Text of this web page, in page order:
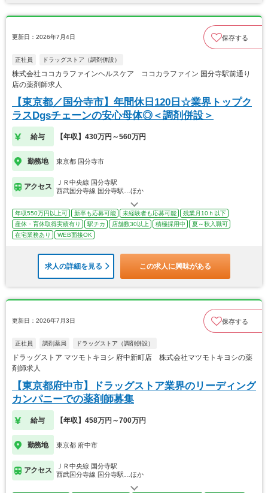
更新日：2026年7月4日 保存する
正社員 ドラッグストア（調剤併設）
株式会社ココカラファインヘルスケア ココカラファイン 国分寺駅前通り
店の薬剤師求人
【東京都／国分寺市】年間休日120日☆業界トップク
ラスDgsチェーンの安心母体◎＜調剤併設＞
給与 【年収】430万円～560万円
勤務地 東京都 国分寺市
アクセス
ＪＲ中央線 国分寺駅
西武国分寺線 国分寺駅…ほか
年収550万円以上可 新卒も応募可能 未経験者も応募可能
残業月10ｈ以下
産休・育休取得実績有り
駅チカ 店舗数30以上 積極採用中
夏～秋入職可
在宅業務あり
WEB面接OK
求人の詳細を見る この求人に興味がある
更新日：2026年7月3日 保存する
正社員 調剤薬局 ドラッグストア（調剤併設）
ドラッグストア マツモトキヨシ 府中新町店 株式会社マツモトキヨシの薬
剤師求人
【東京都府中市】ドラッグストア業界のリーディング
カンパニーでの薬剤師募集
給与 【年収】458万円～700万円
勤務地 東京都 府中市
アクセス
ＪＲ中央線 国分寺駅
西武国分寺線 国分寺駅…ほか